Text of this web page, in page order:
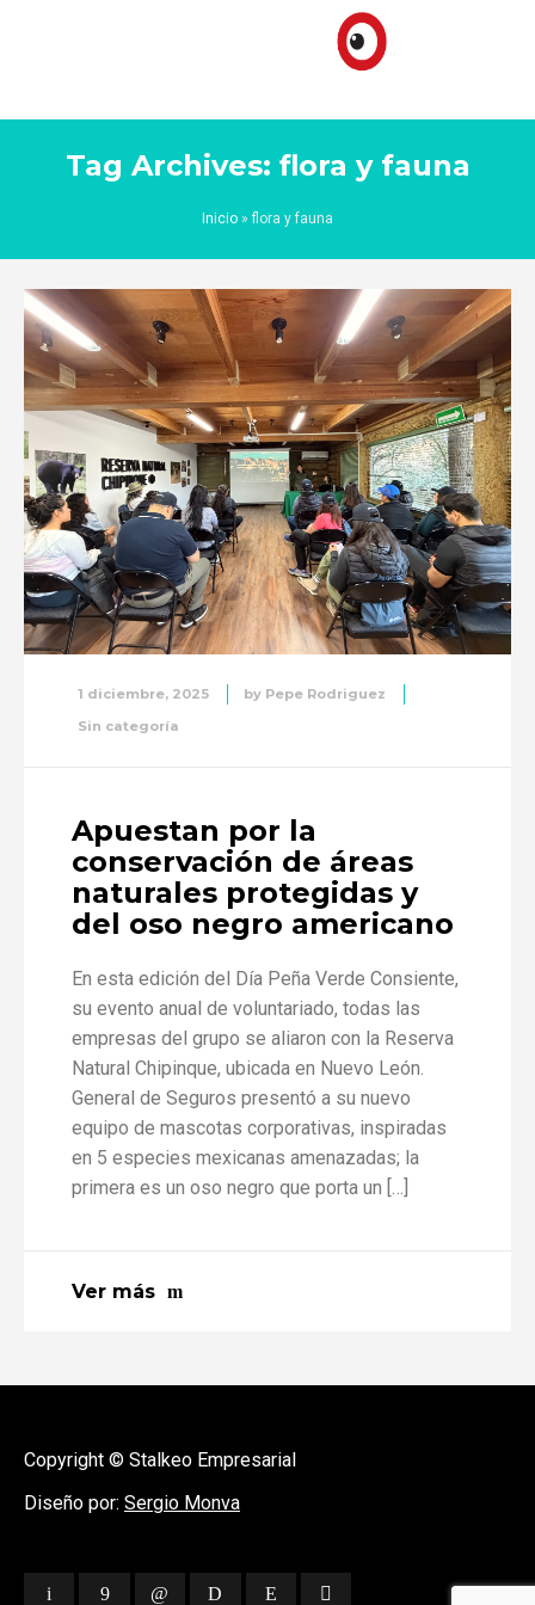
Tag Archives: flora y fauna
Inicio »flora y fauna
1 diciembre, 2025 by Pepe Rodriguez
Sin categoría
Apuestan por la
conservación de áreas
naturales protegidas y
del oso negro americano
En esta edición del Día Peña Verde Consiente,
su evento anual de voluntariado, todas las
empresas del grupo se aliaron con la Reserva
Natural Chipinque, ubicada en Nuevo León.
General de Seguros presentó a su nuevo
equipo de mascotas corporativas, inspiradas
en 5 especies mexicanas amenazadas; la
primera es un oso negro que porta un […]
Ver más
Copyright © Stalkeo Empresarial
Diseño por: Sergio Monva